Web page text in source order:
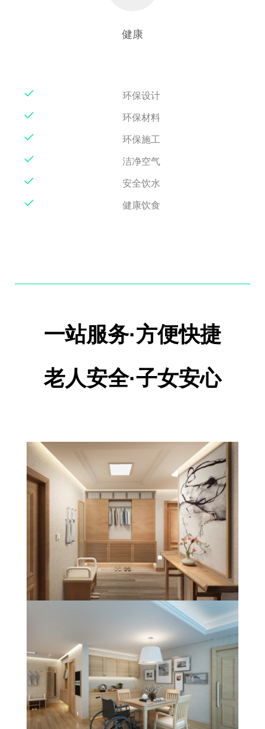
健康
环保设计
环保材料
环保施工
洁净空气
安全饮水
健康饮食
一站服务·方便快捷
老人安全·子女安心